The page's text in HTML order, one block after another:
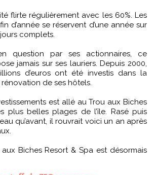
flirte régulièrement avec les 60%. Les
d’année se réservent d’une année sur
complets.
question par ses actionnaires, ce
jamais sur ses lauriers. Depuis 2000,
d’euros ont été investis dans la
de ses hôtels.
est allé au Trou aux Biches
plus belles plages de l’île. Rasé puis
qu’avant, il rouvrait voici un an après
Biches Resort & Spa est désormais